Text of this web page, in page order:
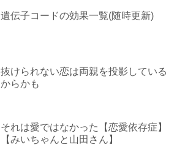
遺伝子コードの効果一覧(随時更新)
抜けられない恋は両親を投影している
からかも
それは愛ではなかった【恋愛依存症】
【みいちゃんと山田さん】